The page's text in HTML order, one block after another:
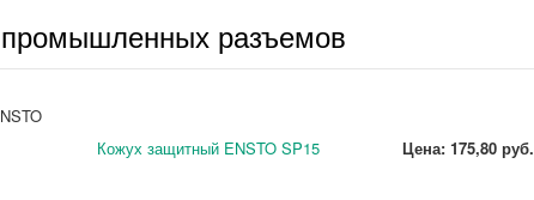
в течение 5 минут!
разъемов
Кожух защитный ENSTO SP15 Цена: 175,80 руб.